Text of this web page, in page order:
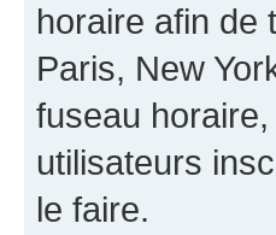
horaire afin de
Paris, New
fuseau
utilisateurs
le faire.